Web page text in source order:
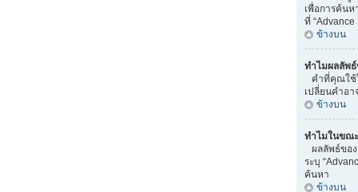
เพื่อการค้นห
ที่
ข้างบน
ทำไมผลลัพธ์
คำที่คุณใช้
เปลี่ยนคำอ
ข้างบน
ทำไมในขณ
ผลลัพธ์ขอ
ระบุ
ค้นหา
ข้างบน